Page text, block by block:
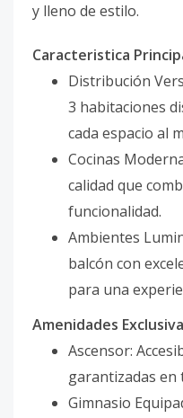
y lleno de estilo.
Caracteristica
Distribución
3 habitaciones
cada espacio al
Cocinas
calidad que
funcionalidad.
Ambientes
balcón con
para una
Amenidades
Ascensor:
garantizadas en
Gimnasio